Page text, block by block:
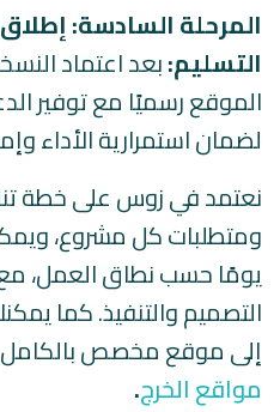
المرحلة السادسة:
التسليم:بعد اعتماد
الموقع رسميًا مع توفير
لضمان استمرارية الأداء
نعتمد في زوس على خطة
يومًا حسب نطاق العمل،
التصميم والتنفيذ. كما
إلى موقع مخصص بالكامل
مواقع الخرج.